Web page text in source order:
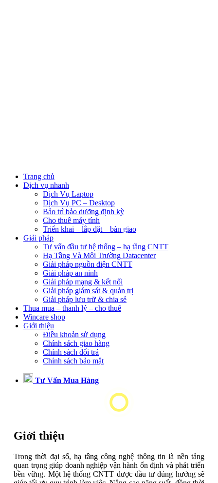
Trang chủ
Dịch vụ nhanh
Dịch Vụ Laptop
Dịch Vụ PC – Desktop
Bảo trì bảo dưỡng định kỳ
Cho thuê máy tính
Triển khai – lắp đặt – bàn giao
Giải pháp
Tư vấn đầu tư hệ thống – hạ tầng CNTT
Hạ Tầng Và Môi Trường Datacenter
Giải pháp nguồn điện CNTT
Giải pháp an ninh
Giải pháp mạng & kết nối
Giải pháp giám sát & quản trị
Giải pháp lưu trữ & chia sẻ
Thua mua – thanh lý – cho thuê
Wincare shop
Giới thiệu
Điều khoản sử dụng
Chính sách giao hàng
Chính sách đổi trả
Chính sách bảo mật
Tư Vấn Mua Hàng
Giới thiệu
Trong thời đại số, hạ tầng công nghệ thông tin là nền tảng
quan trọng giúp doanh nghiệp vận hành ổn định và phát triển
bền vững. Một hệ thống CNTT được đầu tư đúng hướng sẽ